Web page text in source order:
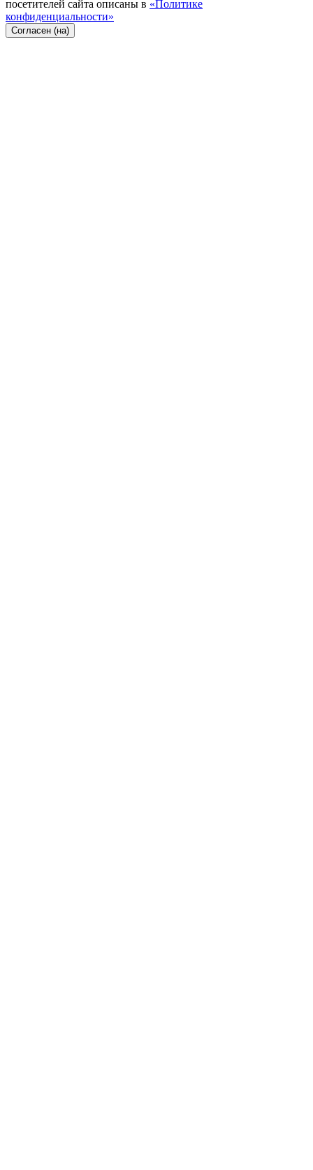
посетителей сайта описаны в «Политике
конфиденциальности»
Согласен (на)